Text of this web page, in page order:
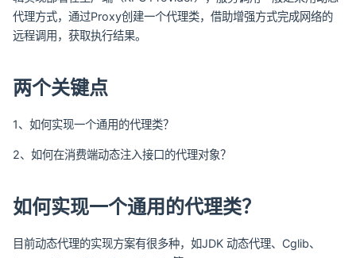
代理方式，通过Proxy创建一个代理类，借助增强方式完成网络的
远程调用，获取执行结果。
两个关键点
1、如何实现一个通用的代理类？
2、如何在消费端动态注入接口的代理对象？
如何实现一个通用的代理类？
目前动态代理的实现方案有很多种，如JDK 动态代理、Cglib、